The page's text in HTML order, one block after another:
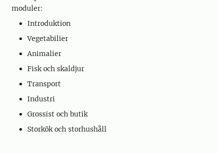
moduler:
Introduktion
Vegetabilier
Animalier
Fisk och skaldjur
Transport
Industri
Grossist och butik
Storkök och storhushåll